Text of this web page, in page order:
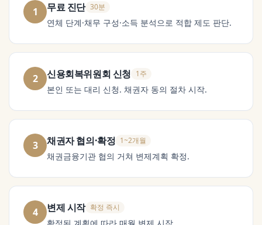
1 무료 진단 30분
연체 단계·채무 구성·소득 분석으로 적합 제도 판단.
2 신용회복위원회 신청 1주
본인 또는 대리 신청. 채권자 동의 절차 시작.
3 채권자 협의·확정 1~2개월
채권금융기관 협의 거쳐 변제계획 확정.
4 변제 시작 확정 즉시